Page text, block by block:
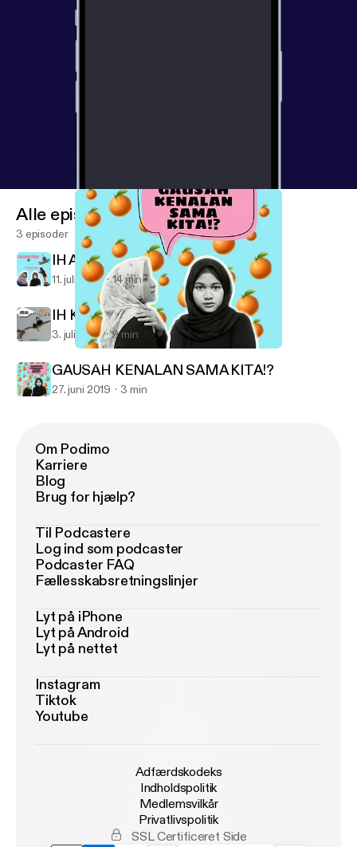
Kebiasaan kitA
Alle episoder
3 episoder
IH ANKER !
11. juli 2019 14 min
IH KENAPA GUE JELEK AMAD?!
3. juli 2019 9 min
GAUSAH KENALAN SAMA KITA!?
27. juni 2019 3 min
Om Podimo
Karriere
Blog
Brug for hjælp?
Til Podcastere
Log ind som podcaster
Podcaster FAQ
Fællesskabsretningslinjer
Lyt på iPhone
Lyt på Android
Lyt på nettet
Instagram
Tiktok
Youtube
Adfærdskodeks
Indholdspolitik
Medlemsvilkår
Privatlivspolitik
SSL Certificeret Side